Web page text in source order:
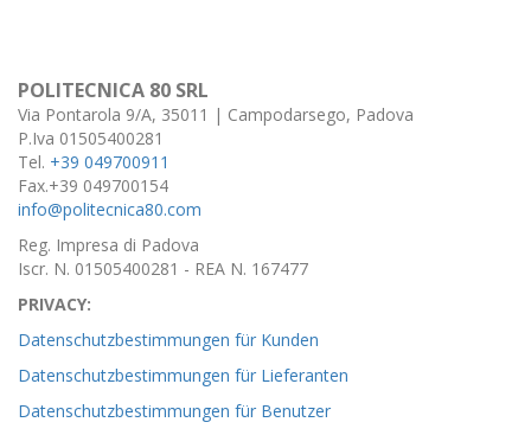
POLITECNICA 80 SRL
Via Pontarola 9/A, 35011 | Campodarsego, Padova
P.Iva 01505400281
Tel. +39 049700911
Fax.+39 049700154
info@politecnica80.com
Reg. Impresa di Padova
Iscr. N. 01505400281 - REA N. 167477
PRIVACY:
Datenschutzbestimmungen für Kunden
Datenschutzbestimmungen für Lieferanten
Datenschutzbestimmungen für Benutzer